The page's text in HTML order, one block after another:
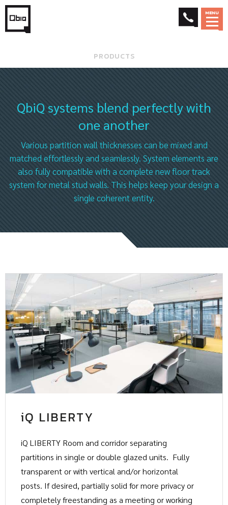
MENU
PRODUCTS
QbiQ systems blend perfectly with
one another
Various partition wall thicknesses can be mixed and
matched effortlessly and seamlessly. System elements are
also fully compatible with a complete new floor track
system for metal stud walls. This helps keep your design a
single coherent entity.
iQ LIBERTY
iQ LIBERTY Room and corridor separating
partitions in single or double glazed units. Fully
transparent or with vertical and/or horizontal
posts. If desired, partially solid for more privacy or
completely freestanding as a meeting or working